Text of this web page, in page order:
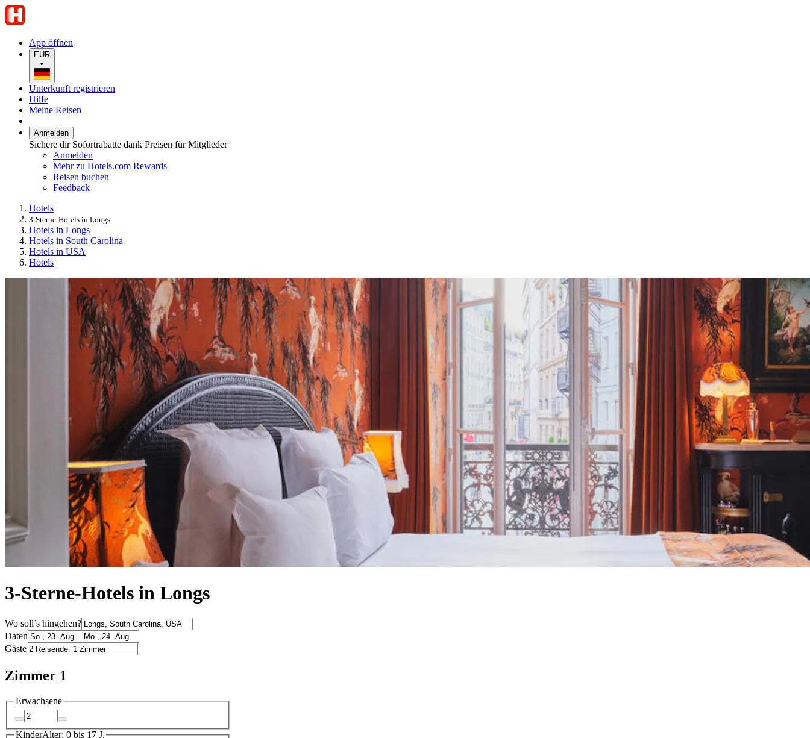
App öffnen
EUR
•
Unterkunft registrieren
Hilfe
Meine Reisen
Anmelden
Sichere dir Sofortrabatte dank Preisen für Mitglieder
Anmelden
Mehr zu Hotels.com Rewards
Reisen buchen
Feedback
Hotels
3-Sterne-Hotels in Longs
Hotels in Longs
Hotels in South Carolina
Hotels in USA
Hotels
3-Sterne-Hotels in Longs
Wo soll’s hingehen?
Daten
Gäste
Zimmer 1
Erwachsene
KinderAlter: 0 bis 17 J.